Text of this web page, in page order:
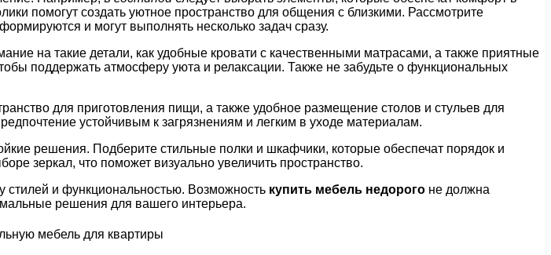
помогут создать уютное пространство для общения с близкими. Рассмотрите
и могут выполнять несколько задач сразу.
на такие детали, как удобные кровати с качественными матрасами, а также приятные
поддержать атмосферу уюта и релаксации. Также не забудьте о функциональных
для приготовления пищи, а также удобное размещение столов и стульев для
устойчивым к загрязнениям и легким в уходе материалам.
решения. Подберите стильные полки и шкафчики, которые обеспечат порядок и
зеркал, что поможет визуально увеличить пространство.
и функциональностью. Возможность купить мебель недорого не должна
решения для вашего интерьера.